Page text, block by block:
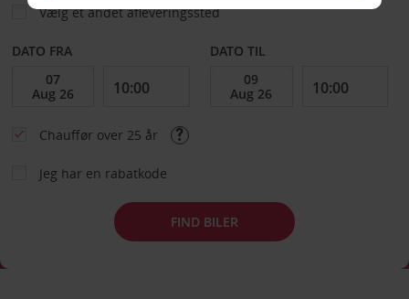
Vælg et andet afleveringssted
DATO FRA DATO TIL
Chauffør over 25 år
Jeg har en rabatkode
FIND BILER